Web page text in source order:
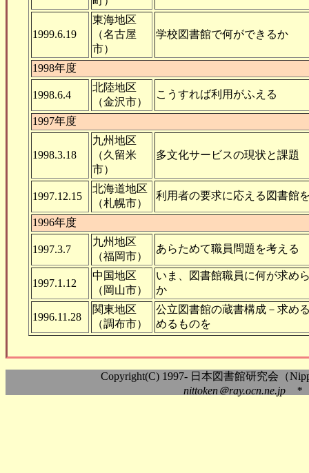
1999.6.19
東海地区
（名古屋
市）
学校図書館で何ができるか
1998年度
1998.6.4
北陸地区
（金沢市）
こうすれば利用がふえる
1997年度
1998.3.18
九州地区
（久留米
市）
多文化サービスの現状と課題
1997.12.15
北海道地区
（札幌市）
利用者の要求に応える図書館
1996年度
1997.3.7
九州地区
（福岡市）
あらためて職員問題を考える
1997.1.12
中国地区
（岡山市）
いま、図書館職員に何が求め
か
1996.11.28
関東地区
（調布市）
公立図書館の蔵書構成－求め
めるものを
Copyright(C) 1997- 日本図書館研究会（
nittoken＠ray.ocn.ne.jp *